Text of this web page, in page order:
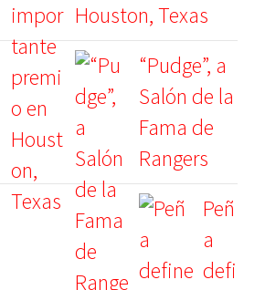
Houston, Texas
“Pudge”, a
Salón de la
Fama de
Rangers
Peñ
a
defi